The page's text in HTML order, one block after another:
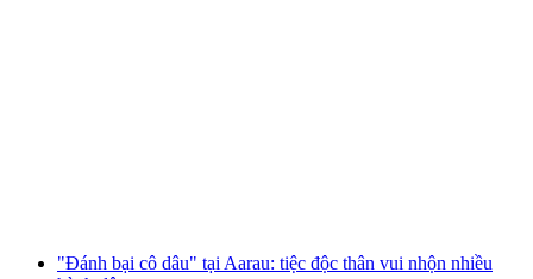
"Đánh bại cô dâu" tại Aarau: tiệc độc thân vui nhộn nhiều